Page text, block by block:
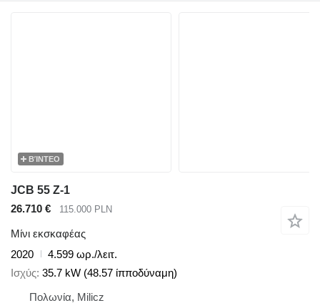
ΒΊΝΤΕΟ
JCB 55 Z-1
26.710 €
115.000 PLN
Μίνι εκσκαφέας
2020
4.599 ωρ./λειτ.
Ισχύς 35.7 kW (48.57 ίπποδύναμη)
Πολωνία, Milicz